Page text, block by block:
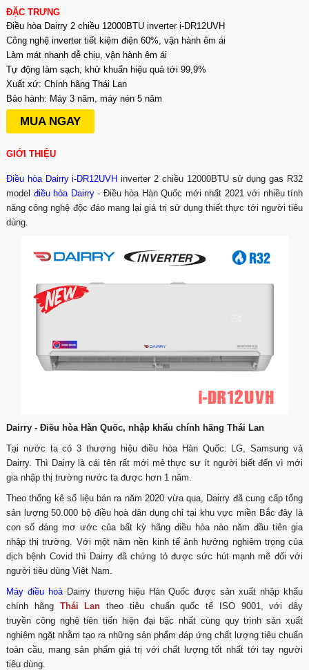
ĐẶC TRƯNG
Điều hòa Dairry 2 chiều 12000BTU inverter i-DR12UVH
Công nghệ inverter tiết kiệm điện 60%, vận hành êm ái
Làm mát nhanh dễ chịu, vận hành êm ái
Tự động làm sạch, khử khuẩn hiệu quả tới 99,9%
Xuất xứ: Chính hãng Thái Lan
Bảo hành: Máy 3 năm, máy nén 5 năm
MUA NGAY
GIỚI THIỆU
Điều hòa Dairry i-DR12UVH inverter 2 chiều 12000BTU sử dụng gas R32
model điều hòa Dairry- Điều hòa Hàn Quốc mới nhất 2021 với nhiều tính
năng công nghệ độc đáo mang lại giá trị sử dụng thiết thực tới người tiêu
dùng.
Dairry - Điều hòa Hàn Quốc, nhập khẩu chính hãng Thái Lan
Tại nước ta có 3 thương hiệu điều hòa Hàn Quốc: LG, Samsung và
Dairry. Thì Dairry là cái tên rất mới mẻ thực sự ít người biết đến vì mới
gia nhập thị trường nước ta được hơn 1 năm.
Theo thống kê số liệu bán ra năm 2020 vừa qua, Dairry đã cung cấp tổng
sản lượng 50.000 bộ điều hoà dân dụng chỉ tại khu vực miền Bắc đây là
con số đáng mơ ước của bất kỳ hãng điều hòa nào năm đầu tiên gia
nhập thị trường. Với một năm nền kinh tế ảnh hưởng nghiêm trọng của
dịch bệnh Covid thì Dairry đã chứng tỏ được sức hút mạnh mẽ đối với
người tiêu dùng Việt Nam.
Máy điều hoàDairry thương hiệu Hàn Quốc được sản xuất nhập khẩu
chính hãngThái Lan theo tiêu chuẩn quốc tế ISO 9001, với dây
truyền công nghệ tiên tiến hiện đại bậc nhất cùng quy trình sản xuất
nghiêm ngặt nhằm tạo ra những sản phẩm đáp ứng chất lượng tiêu chuẩn
toàn cầu, mang sản phẩm giá trị với chất lượng tốt nhất tới tay người
tiêu dùng.